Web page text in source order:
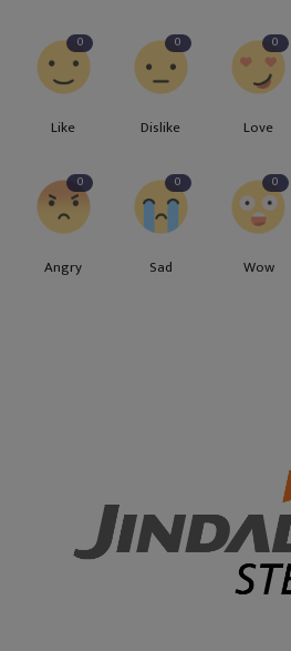
0
Like
0
Dislike
0
Love
0
Angry
0
Sad
0
Wow